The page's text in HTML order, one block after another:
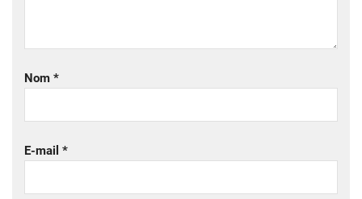
Nom *
E-mail *